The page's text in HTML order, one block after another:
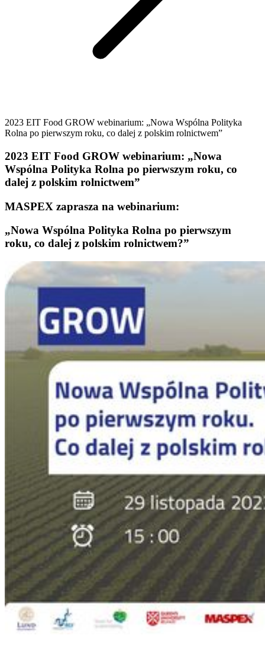
2023 EIT Food GROW webinarium: „Nowa Wspólna Polityka
Rolna po pierwszym roku, co dalej z polskim rolnictwem”
2023 EIT Food GROW webinarium: „Nowa
Wspólna Polityka Rolna po pierwszym roku, co
dalej z polskim rolnictwem”
MASPEX zaprasza na webinarium:
„Nowa Wspólna Polityka Rolna po pierwszym
roku, co dalej z polskim rolnictwem?”